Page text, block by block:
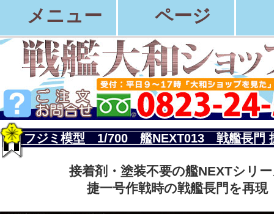
メニュー ページ
フジミ模型 1/700 艦NEXT013 戦艦長門
接着剤・塗装不要の艦NEXTシリ
捷一号作戦時の戦艦長門を再現